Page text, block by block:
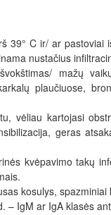
39° C ir/ ar
nustačius
mažų
plaučiuose,
vėliau kartojasi
geras
kvėpavimo takų
kosulys,
IgM ar IgA klasės